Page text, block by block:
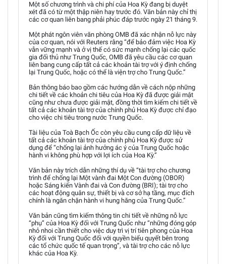
Một số chương trình và chi phí của Hoa Kỳ đang bị duyệt
xét đã có từ một thập niên hay trước đó. Văn bản này chỉ thị
các cơ quan liên bang phải phúc đáp trước ngày 21 tháng 9.
Một phát ngôn viên văn phòng OMB đã xác nhận nỗ lực này
của cơ quan, nói với Reuters rằng “để bảo đảm việc Hoa Kỳ
vẫn vững mạnh và ở vị thế có sức mạnh chống lại các quốc
gia đối thủ như Trung Quốc, OMB đã yêu cầu các cơ quan
liên bang cung cấp tất cả các khoản tài trợ với ý định chống
lại Trung Quốc, hoặc có thể là viện trợ cho Trung Quốc.”
Bản thông báo bao gồm các hướng dẫn về cách nộp những
chi tiết về các khoản chi tiêu của Hoa Kỳ đã được giải mật
cũng như chưa được giải mật, đồng thời tìm kiếm chi tiết về
tất cả các khoản tài trợ của chính phủ Hoa Kỳ được chỉ đạo
cho việc chi tiêu trong nước Trung Quốc.
Tài liệu của Toà Bạch Ốc còn yêu cầu cung cấp dữ liệu về
tất cả các khoản tài trợ của chính phủ Hoa Kỳ được sử
dụng để “chống lại ảnh hưởng ác ý của Trung Quốc hoặc
hành vi không phù hợp với lợi ích của Hoa Kỳ.”
Văn bản này trích dẫn những thí dụ về “tài trợ cho chương
trình để chống lại Một vành đai Một Con đường (OBOR)
hoặc Sáng kiến Vành đai và Con đường (BRI); tài trợ cho
các hoạt động quân sự, thiết bị và cơ sở hạ tầng, mục đích
chính là ngăn chặn hành vi hung hăng của Trung Quốc.”
Văn bản cũng tìm kiếm thông tin chi tiết về những nỗ lực
“phụ” của Hoa Kỳ đối với Trung Quốc như “những đóng góp
nhỏ nhoi cần thiết cho việc duy trì vị trí tiên phong của Hoa
Kỳ đối với Trung Quốc đối với quyền biểu quyết bên trong
các tổ chức quốc tế quan trọng”, và tài trợ cho các nỗ lực
khác của Hoa Kỳ.